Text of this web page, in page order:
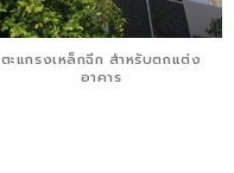
ตะแกรงเหล็กฉีก สำหรับตกแต่ง
อาคาร